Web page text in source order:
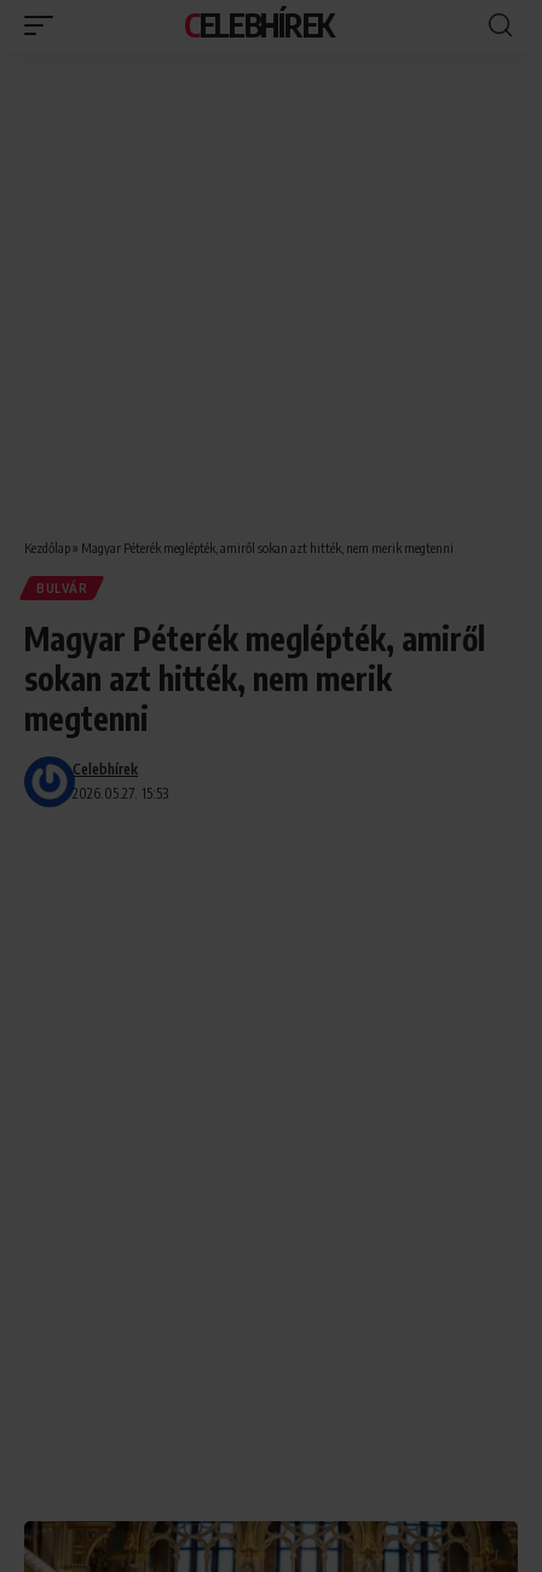
CELEBHÍREK
Kezdőlap» Magyar Péterék meglépték, amiről sokan azt hitték, nem merik megtenni
BULVÁR
Magyar Péterék meglépték, amiről
sokan azt hitték, nem merik
megtenni
2026.05.27. 15:53
Celebhírek